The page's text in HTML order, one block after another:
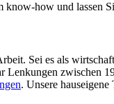
how und lassen
Sei es als
Lenkungen zwischen
. Unsere